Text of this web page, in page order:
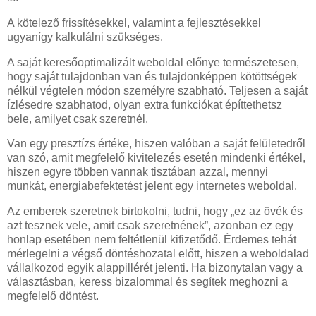
A kötelező frissítésekkel, valamint a fejlesztésekkel
ugyanígy kalkulálni szükséges.
A saját keresőoptimalizált weboldal előnye természetesen,
hogy saját tulajdonban van és tulajdonképpen kötöttségek
nélkül végtelen módon személyre szabható. Teljesen a saját
ízlésedre szabhatod, olyan extra funkciókat építtethetsz
bele, amilyet csak szeretnél.
Van egy presztízs értéke, hiszen valóban a saját felületedről
van szó, amit megfelelő kivitelezés esetén mindenki értékel,
hiszen egyre többen vannak tisztában azzal, mennyi
munkát, energiabefektetést jelent egy internetes weboldal.
Az emberek szeretnek birtokolni, tudni, hogy „ez az övék és
azt tesznek vele, amit csak szeretnének”, azonban ez egy
honlap esetében nem feltétlenül kifizetődő. Érdemes tehát
mérlegelni a végső döntéshozatal előtt, hiszen a weboldalad
vállalkozod egyik alappillérét jelenti. Ha bizonytalan vagy a
választásban, keress bizalommal és segítek meghozni a
megfelelő döntést.